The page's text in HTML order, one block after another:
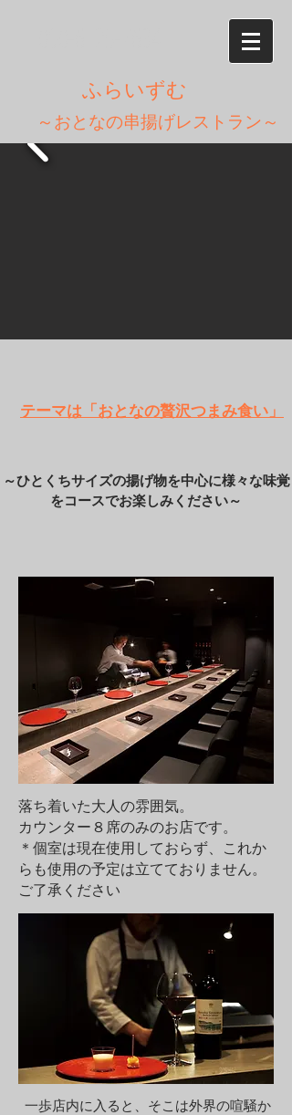
​ ふらいずむ
～おとなの串揚げレストラン～
​テーマは「おとなの贅沢つまみ食い」
​～ひとくちサイズの揚げ物を中心に様々な味覚
をコースでお楽しみください～
落ち着いた大人の雰囲気。
カウンター８席のみのお店です。
＊個室は現在使用しておらず、これか
らも使用の予定は立てておりません。
ご了承ください
一歩店内に入ると、そこは外界の喧騒か